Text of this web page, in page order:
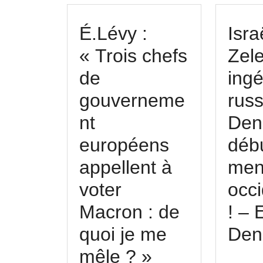
É.Lévy :
« Trois chefs
de
gouverneme
nt
européens
appellent à
voter
Macron : de
quoi je me
mêle ? »
! –